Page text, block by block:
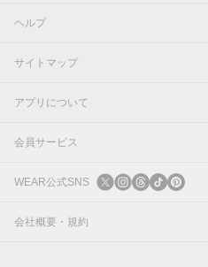
ヘルプ
サイトマップ
アプリについて
会員サービス
ログイン
新規会員登録
WEAR公式SNS
X
会社概要・規約